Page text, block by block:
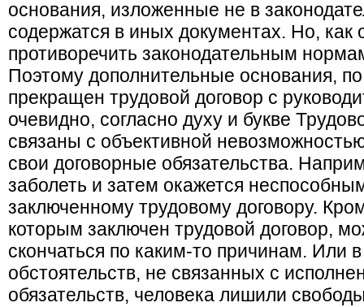
основания, изложенные не в
содержатся в иных документах. Но, как
противоречить законодательным
Поэтому дополнительные основания,
прекращен трудовой договор с
очевидно, согласно духу и букве
связаны с объективной
свои договорные обязательства.
заболеть и затем окажется
заключенному трудовому договору.
которым заключен трудовой договор,
скончаться по каким-то причинам. Или
обстоятельств, не связанных с
обязательств, человека лишили